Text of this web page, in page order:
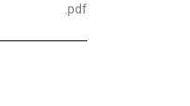
.pdf